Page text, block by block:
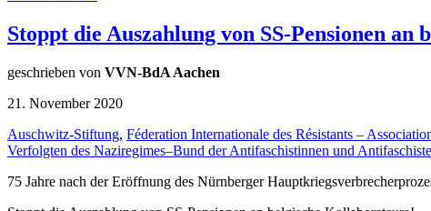
Stoppt die Auszahlung von SS-Pensionen an
geschrieben von VVN-BdA Aachen
21. November 2020
Auschwitz-Stiftung, Féderation Internationale des Résistants –
Verfolgten des Naziregimes–Bund der Antifaschistinnen und
75 Jahre nach der Eröffnung des Nürnberger